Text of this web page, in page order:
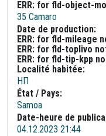
ERR: for fld-object-
35 Camaro
Date de production:
ERR: for fld-mileage
ERR: for fld-toplivo
ERR: for fld-tip-kpp
Localité habitée:
НП
État / Pays:
Samoa
Date-heure de
04.12.2023 21:44